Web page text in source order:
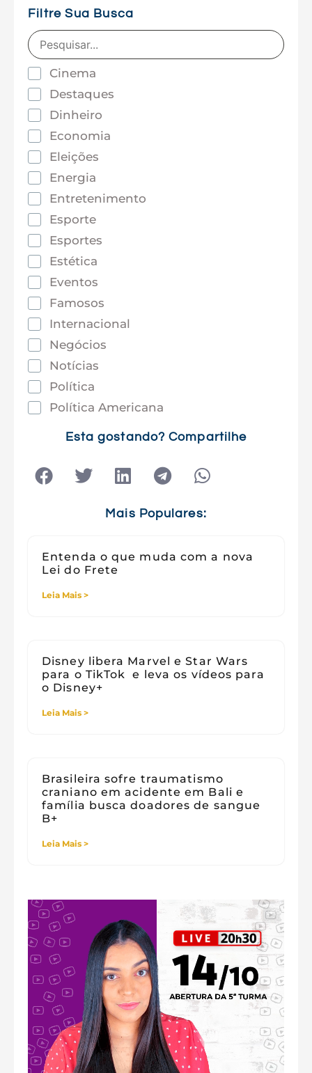
Filtre Sua Busca
Cinema
Destaques
Dinheiro
Economia
Eleições
Energia
Entretenimento
Esporte
Esportes
Estética
Eventos
Famosos
Internacional
Negócios
Notícias
Política
Política Americana
Tecnologia
Esta gostando? Compartilhe
Mais Populares:
Entenda o que muda com a nova
Lei do Frete
Leia Mais >
Disney libera Marvel e Star Wars
para o TikTok e leva os vídeos para
o Disney+
Leia Mais >
Brasileira sofre traumatismo
craniano em acidente em Bali e
família busca doadores de sangue
B+
Leia Mais >